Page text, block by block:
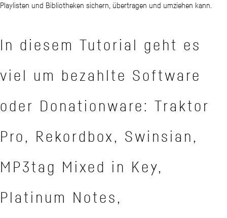
Playlisten und Bibliotheken sichern, übertragen und umziehen kann.
In diesem Tutorial geht es
viel um bezahlte Software
oder Donationware: Traktor
Pro, Rekordbox, Swinsian,
MP3tag Mixed in Key,
Platinum Notes,